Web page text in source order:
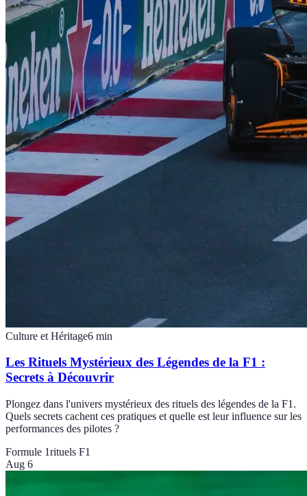
Culture et Héritage6 min
Les Rituels Mystérieux des Légendes de la F1 :
Secrets à Découvrir
Plongez dans l'univers mystérieux des rituels des légendes de la F1.
Quels secrets cachent ces pratiques et quelle est leur influence sur les
performances des pilotes ?
Formule 1rituels F1
Aug 6